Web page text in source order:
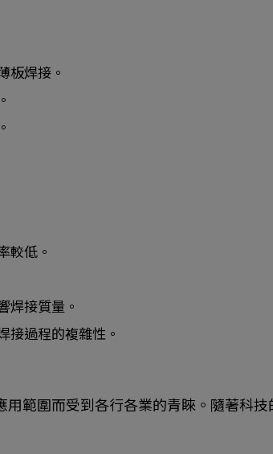
板焊接。
較低。
焊接質量。
接過程的複雜性。
範圍而受到各行各業的青睞。隨著科